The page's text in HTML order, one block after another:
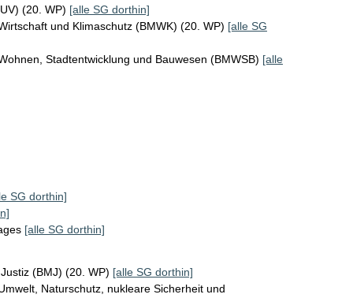
(20. WP) [alle SG dorthin]
und Klimaschutz (BMWK) (20. WP) [alle SG
Stadtentwicklung und Bauwesen (BMWSB) [alle
SG dorthin]
[alle SG dorthin]
(BMJ) (20. WP) [alle SG dorthin]
Naturschutz, nukleare Sicherheit und